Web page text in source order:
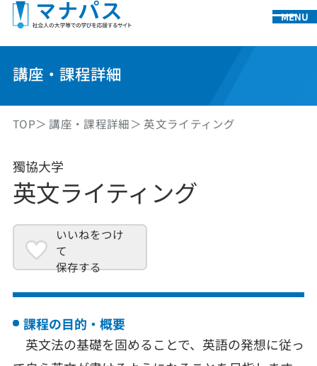
MENU
講座・課程詳細
TOP 講座・課程詳細 英文ライティング
獨協大学
英文ライティング
いいねをつけ
て
保存する
課程の目的・概要
英文法の基礎を固めることで、英語の発想に従っ